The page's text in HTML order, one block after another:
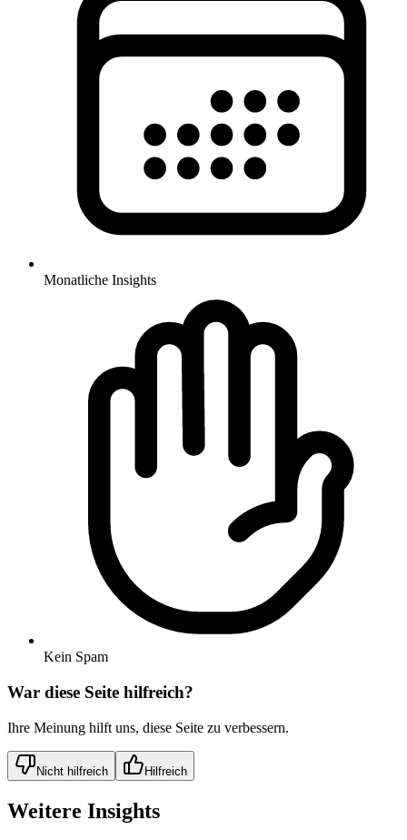
Monatliche Insights
Kein Spam
War diese Seite hilfreich?
Ihre Meinung hilft uns, diese Seite zu verbessern.
Nicht hilfreich Hilfreich
Weitere Insights